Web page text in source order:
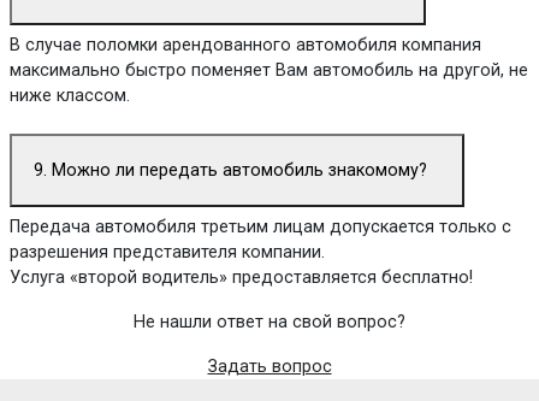
В случае поломки арендованного автомобиля компания
максимально быстро поменяет Вам автомобиль на другой, не
ниже классом.
9. Можно ли передать автомобиль знакомому?
Передача автомобиля третьим лицам допускается только с
разрешения представителя компании.
Услуга «второй водитель» предоставляется бесплатно!
Не нашли ответ на свой вопрос?
Задать вопрос